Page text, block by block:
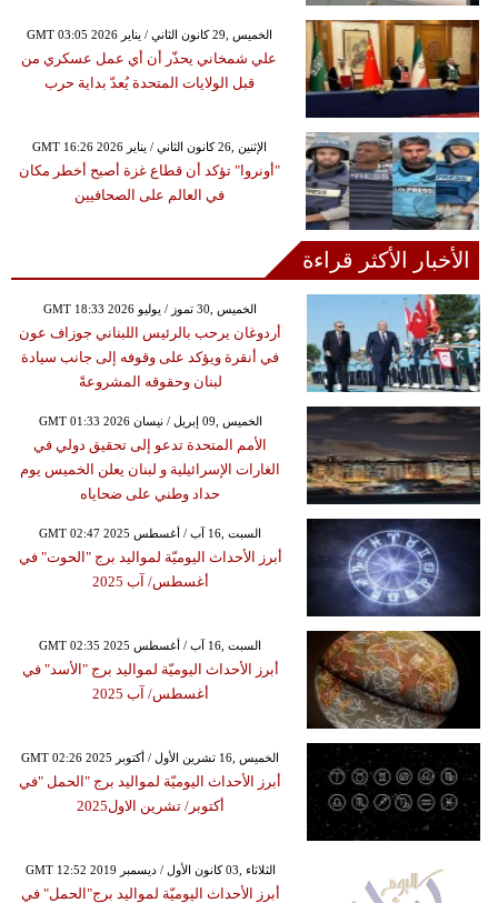
GMT 03:05 2026 الخميس ,29 كانون الثاني / يناير
علي شمخاني يحذّر أن أي عمل عسكري من
قبل الولايات المتحدة يُعدّ بداية حرب
GMT 16:26 2026 الإثنين ,26 كانون الثاني / يناير
"أونروا" تؤكد أن قطاع غزة أصبح أخطر مكان
في العالم على الصحافيين
الأخبار الأكثر قراءة
GMT 18:33 2026 الخميس ,30 تموز / يوليو
أردوغان يرحب بالرئيس اللبناني جوزاف عون
في أنقرة ويؤكد على وقوفه إلى جانب سيادة
لبنان وحقوقه المشروعةً
GMT 01:33 2026 الخميس ,09 إبريل / نيسان
الأمم المتحدة تدعو إلى تحقيق دولي في
الغارات الإسرائيلية و لبنان يعلن الخميس يوم
حداد وطني على ضحاياه
GMT 02:47 2025 السبت ,16 آب / أغسطس
أبرز الأحداث اليوميّة لمواليد برج "الحوت" في
أغسطس/ آب 2025
GMT 02:35 2025 السبت ,16 آب / أغسطس
أبرز الأحداث اليوميّة لمواليد برج "الأسد" في
أغسطس/ آب 2025
GMT 02:26 2025 الخميس ,16 تشرين الأول / أكتوبر
أبرز الأحداث اليوميّة لمواليد برج "الحمل "في
أكتوبر/ تشرين الاول2025
GMT 12:52 2019 الثلاثاء ,03 كانون الأول / ديسمبر
أبرز الأحداث اليوميّة لمواليد برج"الحمل" في